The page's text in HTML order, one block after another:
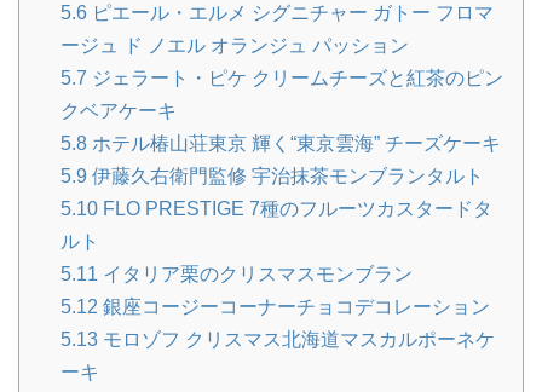
5.6 ピエール・エルメ シグニチャー ガトー フロマ
ージュ ド ノエル オランジュ パッション
5.7 ジェラート・ピケ クリームチーズと紅茶のピン
クベアケーキ
5.8 ホテル椿山荘東京 輝く“東京雲海” チーズケーキ
5.9 伊藤久右衛門監修 宇治抹茶モンブランタルト
5.10 FLO PRESTIGE 7種のフルーツカスタードタ
ルト
5.11 イタリア栗のクリスマスモンブラン
5.12 銀座コージーコーナーチョコデコレーション
5.13 モロゾフ クリスマス北海道マスカルポーネケ
ーキ